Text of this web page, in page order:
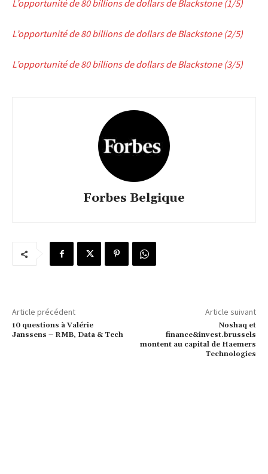
L’opportunité de 80 billions de dollars de Blackstone (1/5)
L’opportunité de 80 billions de dollars de Blackstone (2/5)
L’opportunité de 80 billions de dollars de Blackstone (3/5)
Forbes Belgique
Article précédent
10 questions à Valérie
Janssens – RMB, Data & Tech
Article suivant
Noshaq et
finance&invest.brussels
montent au capital de Haemers
Technologies